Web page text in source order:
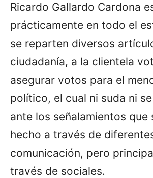
Ricardo Gallardo Cardona
prácticamente en todo el
se reparten diversos
ciudadanía, a la clientela
asegurar votos para el
político, el cual ni suda ni
ante los señalamientos que
hecho a través de
comunicación, pero
través de sociales.